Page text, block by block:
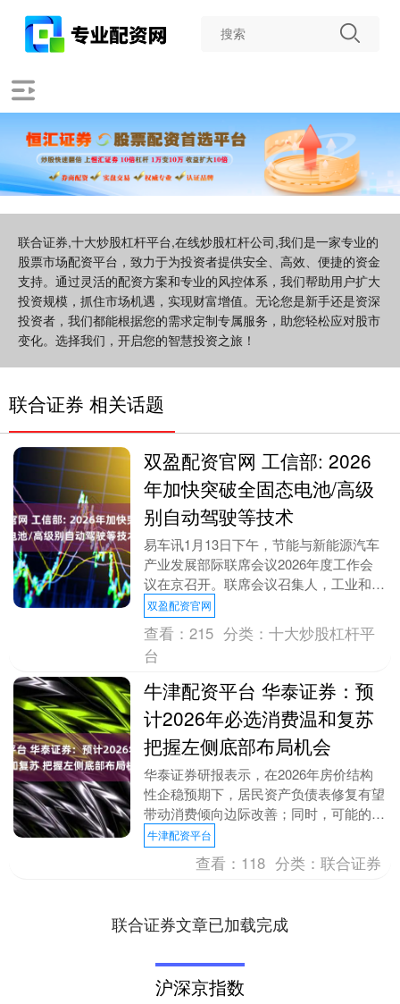
联合证券,十大炒股杠杆平台,在线炒股杠杆公司,我们是一家专业的
股票市场配资平台，致力于为投资者提供安全、高效、便捷的资金
支持。通过灵活的配资方案和专业的风控体系，我们帮助用户扩大
投资规模，抓住市场机遇，实现财富增值。无论您是新手还是资深
投资者，我们都能根据您的需求定制专属服务，助您轻松应对股市
变化。选择我们，开启您的智慧投资之旅！
联合证券 相关话题
双盈配资官网 工信部: 2026
年加快突破全固态电池/高级
别自动驾驶等技术
易车讯1月13日下午，节能与新能源汽车
产业发展部际联席会议2026年度工作会
议在京召开。联席会议召集人，工业和信
息化部党组书记、部长李乐成主持会议并
讲话。总结2....
双盈配资官网
查看：215 分类：十大炒股杠杆平
台
牛津配资平台 华泰证券：预
计2026年必选消费温和复苏
把握左侧底部布局机会
华泰证券研报表示，在2026年房价结构
性企稳预期下，居民资产负债表修复有望
带动消费倾向边际改善；同时，可能的供
给与需求政策刺激将提振居民消费意愿。
必选消费公司国....
牛津配资平台
查看： 118 分类：联合证券
联合证券文章已加载完成
沪深京指数